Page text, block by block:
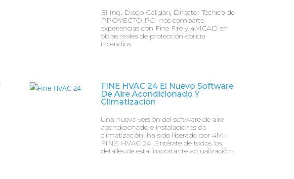
El Ing. Diego Caligari, Director Técnico de
PROYECTO PCI nos comparte
experiencias con Fine Fire y 4MCAD en
obras reales de protección contra
incendios.
FINE HVAC 24 El Nuevo Software
De Aire Acondicionado Y
Climatización
Una nueva versión del software de aire
acondicionado e instalaciones de
climatización, ha sido liberado por 4M:
FINE HVAC 24. Entérate de todos los
detalles de esta importante actualización.